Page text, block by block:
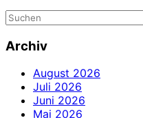
Archiv
August 2026
Juli 2026
Juni 2026
Mai 2026